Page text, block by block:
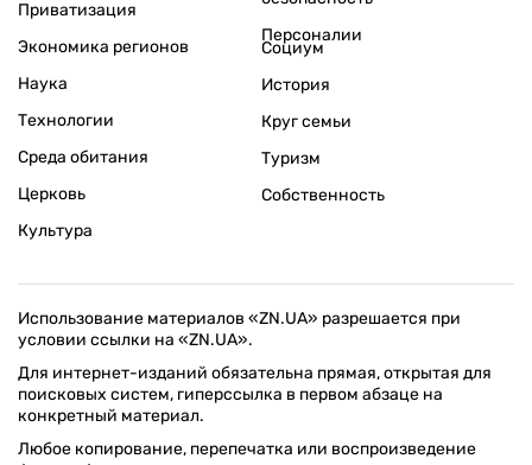
Энергорынок
Приватизация
Экономика регионов
безопасность
Персоналии
Технологии
Среда обитания
Церковь
Культура
Социум
История
Круг семьи
Туризм
Использование материалов «ZN.UA» разрешается при
условии ссылки на «ZN.UA».
Для интернет-изданий обязательна прямая, открытая для
поисковых систем, гиперссылка в первом абзаце на